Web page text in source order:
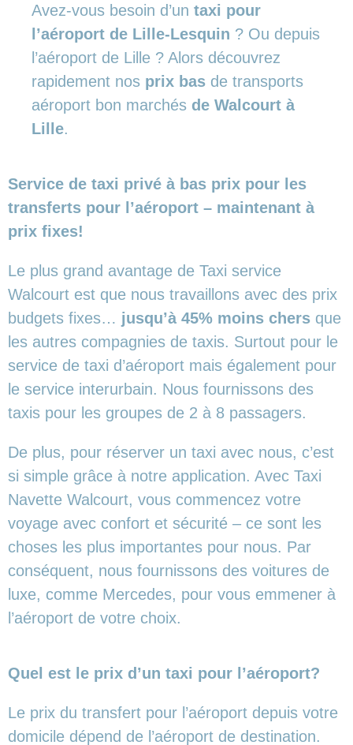
Avez-vous besoin d’un taxi pour
l’aéroport de Lille-Lesquin ? Ou depuis
l’aéroport de Lille ? Alors découvrez
rapidement nos prix bas de transports
aéroport bon marchés de Walcourt à
Lille.
Service de taxi privé à bas prix pour les
transferts pour l’aéroport – maintenant à
prix fixes!
Le plus grand avantage de Taxi service
Walcourt est que nous travaillons avec des prix
budgets fixes… jusqu’à 45% moins chers que
les autres compagnies de taxis. Surtout pour le
service de taxi d’aéroport mais également pour
le service interurbain. Nous fournissons des
taxis pour les groupes de 2 à 8 passagers.
De plus, pour réserver un taxi avec nous, c’est
si simple grâce à notre application. Avec Taxi
Navette Walcourt, vous commencez votre
voyage avec confort et sécurité – ce sont les
choses les plus importantes pour nous. Par
conséquent, nous fournissons des voitures de
luxe, comme Mercedes, pour vous emmener à
l’aéroport de votre choix.
Quel est le prix d’un taxi pour l’aéroport?
Le prix du transfert pour l’aéroport depuis votre
domicile dépend de l’aéroport de destination.